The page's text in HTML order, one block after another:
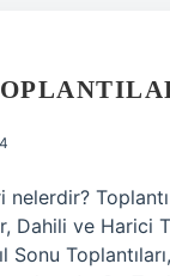
nelerdir?
Dahili ve Harici
Sonu